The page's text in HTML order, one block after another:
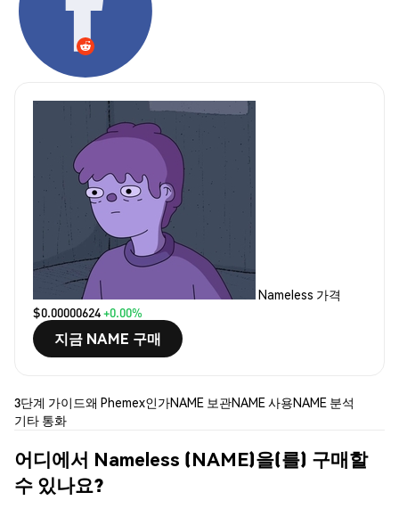
Nameless 가격
$0.00000624+0.00%
지금 NAME 구매
3단계 가이드왜 Phemex인가NAME 보관NAME 사용NAME 분석
기타 통화
어디에서 Nameless (NAME)을(를) 구매할
수 있나요?